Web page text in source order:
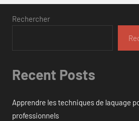
Rechercher
Recent Posts
Apprendre les techniques de laquage
professionnels